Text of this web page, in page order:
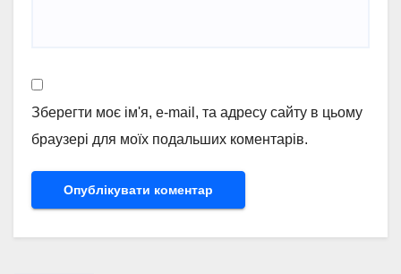
Зберегти моє ім'я, e-mail, та адресу сайту в цьому
браузері для моїх подальших коментарів.